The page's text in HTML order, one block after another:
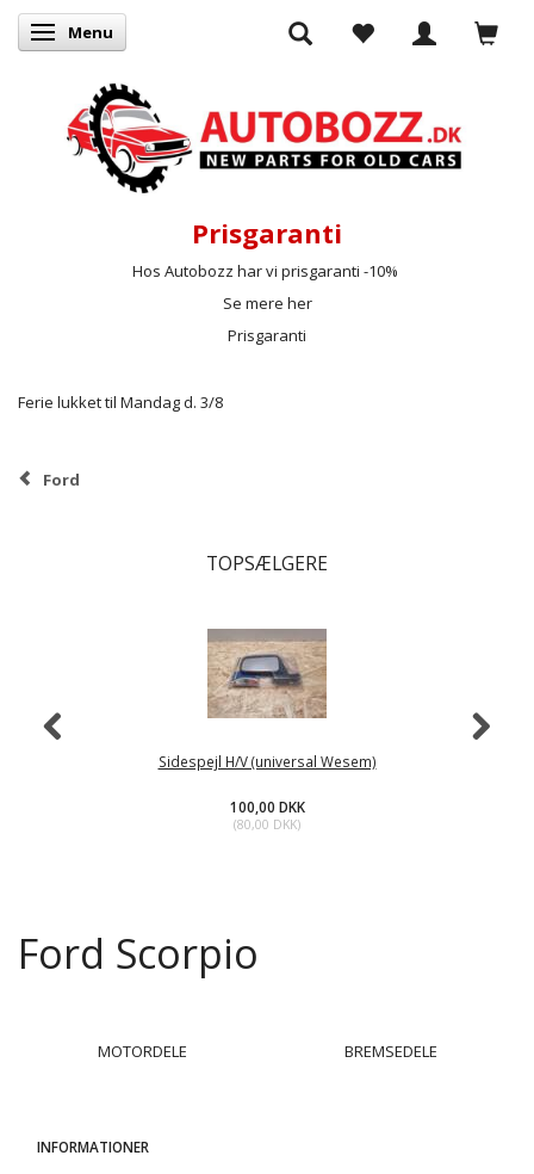
Skifte navigation
Menu
Prisgaranti
Hos Autobozz har vi prisgaranti -10%
Se mere her
Prisgaranti
Ferie lukket til Mandag d. 3/8
Ford
TOPSÆLGERE
Sidespejl H/V (universal Wesem)
100,00 DKK
(80,00 DKK)
Ford Scorpio
MOTORDELE BREMSEDELE
INFORMATIONER